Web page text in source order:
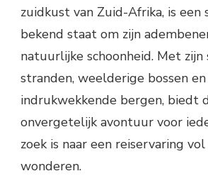
zuidkust van Zuid-Afrika, is een
bekend staat om zijn
natuurlijke schoonheid. Met
stranden, weelderige bossen en
indrukwekkende bergen, biedt
onvergetelijk avontuur voor
zoek is naar een reiservaring
wonderen.